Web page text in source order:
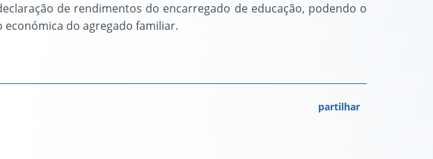
de rendimentos do encarregado de educação, podendo o
do agregado familiar.
partilhar